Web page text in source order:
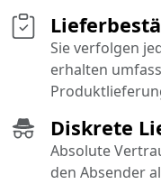
Diskrete
Absolute
den Absender
Sie verfolgen
erhalten